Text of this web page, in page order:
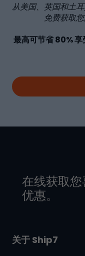
从美国、英国和土
免费获取
最高可节省80%享
在线获取
优惠。
关于 Ship7